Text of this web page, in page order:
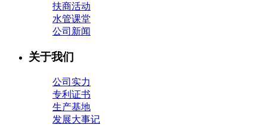
扶商活动
水管课堂
公司新闻
关于我们
公司实力
专利证书
生产基地
发展大事记